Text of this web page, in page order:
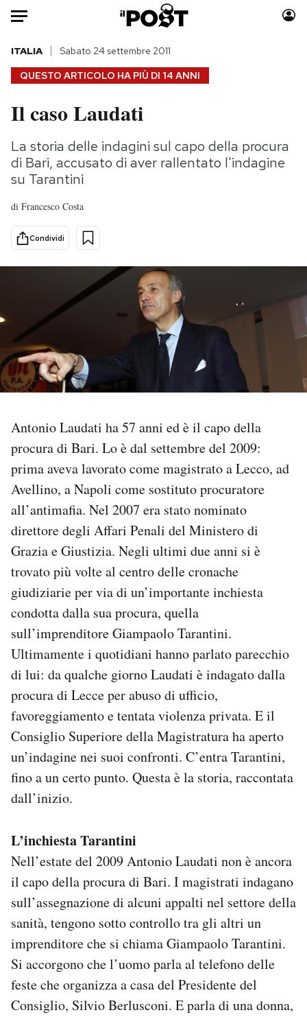
Auto
HOME
Italia
Politica
Tecnologia
Scienza
Cultura
Economia
Consumismi
Mondiali calcio 2026
PODCAST
NEWSLETTER
I MIEI PREFERITI
SHOP
CALENDARIO
AREA PERSONALE
Area Personale
Newsletter
Regala il Post
Hai bisogno di aiuto?
Esci
QUESTO ARTICOLO HA PIÙ DI 14 ANNI
ITALIA Sabato 24 settembre 2011
Il caso Laudati
La storia delle indagini sul capo della procura
di Bari, accusato di aver rallentato l'indagine
su Tarantini
di Francesco Costa
Condividi
Antonio Laudati ha 57 anni ed è il capo della
procura di Bari. Lo è dal settembre del 2009:
prima aveva lavorato come magistrato a Lecco, ad
Avellino, a Napoli come sostituto procuratore
all’antimafia. Nel 2007 era stato nominato
direttore degli Affari Penali del Ministero di
Grazia e Giustizia. Negli ultimi due anni si è
trovato più volte al centro delle cronache
giudiziarie per via di un’importante inchiesta
condotta dalla sua procura, quella
sull’imprenditore Giampaolo Tarantini.
Ultimamente i quotidiani hanno parlato parecchio
di lui: da qualche giorno Laudati è indagato dalla
procura di Lecce per abuso di ufficio,
favoreggiamento e tentata violenza privata. E il
Consiglio Superiore della Magistratura ha aperto
un’indagine nei suoi confronti. C’entra Tarantini,
fino a un certo punto. Questa è la storia, raccontata
dall’inizio.
L’inchiesta Tarantini
Nell’estate del 2009 Antonio Laudati non è ancora
il capo della procura di Bari. I magistrati indagano
sull’assegnazione di alcuni appalti nel settore della
sanità, tengono sotto controllo tra gli altri un
imprenditore che si chiama Giampaolo Tarantini.
Si accorgono che l’uomo parla al telefono delle
feste che organizza a casa del Presidente del
Consiglio, Silvio Berlusconi. E parla di una donna,